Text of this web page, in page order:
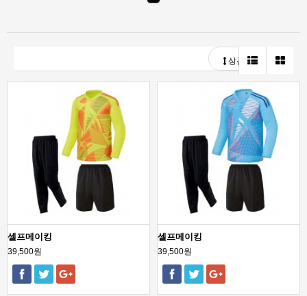
상품정렬
셀프메이킹
39,500원
셀프메이킹
39,500원